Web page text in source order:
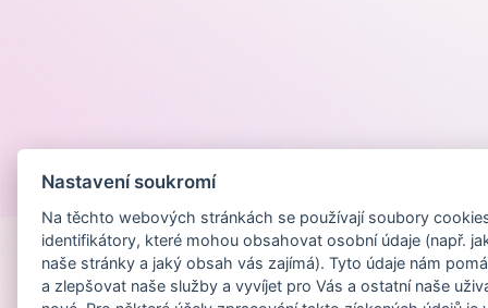
Nastavení soukromí
Na těchto webových stránkách se používají soubory
identifikátory, které mohou obsahovat osobní údaje (např.
naše stránky a jaký obsah vás zajímá). Tyto údaje nám
a zlepšovat naše služby a vyvíjet pro Vás a ostatní naše